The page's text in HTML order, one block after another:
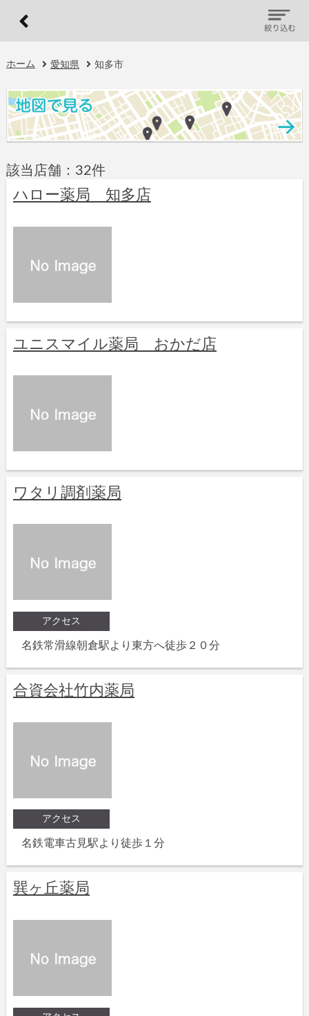
ホーム 愛知県 知多市
該当店舗：32件
ハロー薬局 知多店
ユニスマイル薬局 おかだ店
ワタリ調剤薬局
アクセス
名鉄常滑線朝倉駅より東方へ徒歩２０分
合資会社竹内薬局
アクセス
名鉄電車古見駅より徒歩１分
巽ヶ丘薬局